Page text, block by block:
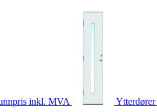
inkl. MVA Ytterdører